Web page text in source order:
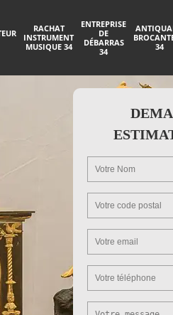
RACHAT
INSTRUMENT
MUSIQUE 34
ENTREPRISE
DE
DÉBARRAS
34
34